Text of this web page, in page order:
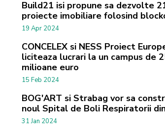
Build21 isi propune sa dezvolte
proiecte imobiliare folosind
19 Apr 2024
CONCELEX si NESS Proiect
liciteaza lucrari la un campus de
milioane euro
15 Feb 2024
BOG'ART si Strabag vor sa
noul Spital de Boli Respiratorii
31 Jan 2024